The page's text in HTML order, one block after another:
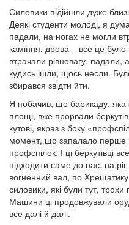
Силовики підійшли дуже
Деякі студенти молоді, я
падали, на ногах не могли
каміння, дрова – все це
втрачали рівновагу, падали,
кудись ішли, щось несли.
збирався звідти йти.
Я побачив, що барикаду, яка
площі, вже прорвали
кутові, якраз з боку
момент, що запалало перше
профспілок. І ці беркутівці
підходити саме до нас, на ріг
вогненний вал, по
силовики, які були тут, трохи
Машини ці продовжували
все далі й далі.